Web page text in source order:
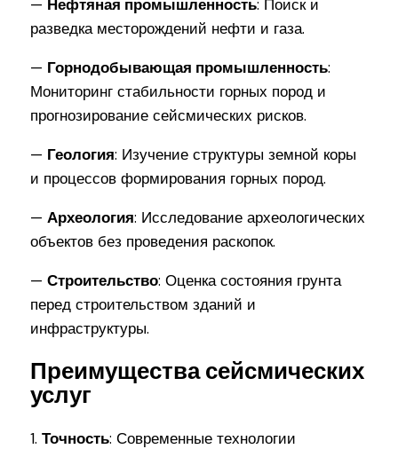
— Нефтяная промышленность: Поиск и
разведка месторождений нефти и газа.
— Горнодобывающая промышленность:
Мониторинг стабильности горных пород и
прогнозирование сейсмических рисков.
— Геология: Изучение структуры земной коры
и процессов формирования горных пород.
—Археология: Исследование археологических
объектов без проведения раскопок.
—Строительство: Оценка состояния грунта
перед строительством зданий и
инфраструктуры.
Преимущества сейсмических
услуг
1.Точность: Современные технологии